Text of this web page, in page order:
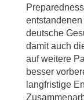
deutsche
damit auch
auf weitere
besser
langfristige